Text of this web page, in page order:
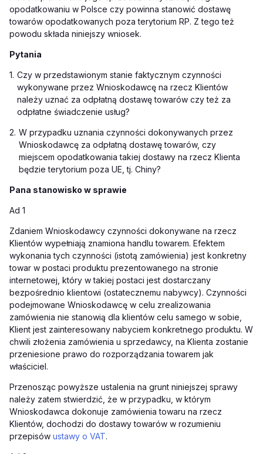
opodatkowaniu w Polsce czy powinna stanowić dostawę
towarów opodatkowanych poza terytorium RP. Z tego też
powodu składa niniejszy wniosek.
Pytania
1. Czy w przedstawionym stanie faktycznym czynności
wykonywane przez Wnioskodawcę na rzecz Klientów
należy uznać za odpłatną dostawę towarów czy też za
odpłatne świadczenie usług?
2. W przypadku uznania czynności dokonywanych przez
Wnioskodawcę za odpłatną dostawę towarów, czy
miejscem opodatkowania takiej dostawy na rzecz Klienta
będzie terytorium poza UE, tj. Chiny?
Pana stanowisko w sprawie
Ad 1
Zdaniem Wnioskodawcy czynności dokonywane na rzecz
Klientów wypełniają znamiona handlu towarem. Efektem
wykonania tych czynności (istotą zamówienia) jest konkretny
towar w postaci produktu prezentowanego na stronie
internetowej, który w takiej postaci jest dostarczany
bezpośrednio klientowi (ostatecznemu nabywcy). Czynności
podejmowane Wnioskodawcę w celu zrealizowania
zamówienia nie stanowią dla klientów celu samego w sobie,
Klient jest zainteresowany nabyciem konkretnego produktu. W
chwili złożenia zamówienia u sprzedawcy, na Klienta zostanie
przeniesione prawo do rozporządzania towarem jak
właściciel.
Przenosząc powyższe ustalenia na grunt niniejszej sprawy
należy zatem stwierdzić, że w przypadku, w którym
Wnioskodawca dokonuje zamówienia towaru na rzecz
Klientów, dochodzi do dostawy towarów w rozumieniu
przepisów ustawy o VAT.